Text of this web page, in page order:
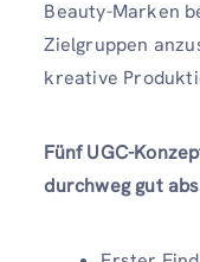
Beauty-Marken
Zielgruppen
kreative
Fünf UGC-
durchweg gut